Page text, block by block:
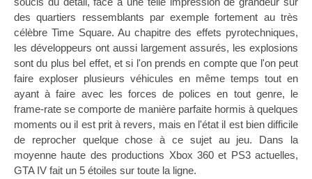
des quartiers ressemblants par exemple fortement au très
célèbre Time Square. Au chapitre des effets pyrotechniques,
les développeurs ont aussi largement assurés, les explosions
sont du plus bel effet, et si l'on prends en compte que l'on peut
faire exploser plusieurs véhicules en même temps tout en
ayant à faire avec les forces de polices en tout genre, le
frame-rate se comporte de manière parfaite hormis à quelques
moments ou il est prit à revers, mais en l'état il est bien difficile
de reprocher quelque chose à ce sujet au jeu. Dans la
moyenne haute des productions Xbox 360 et PS3 actuelles,
GTA IV fait un 5 étoiles sur toute la ligne.